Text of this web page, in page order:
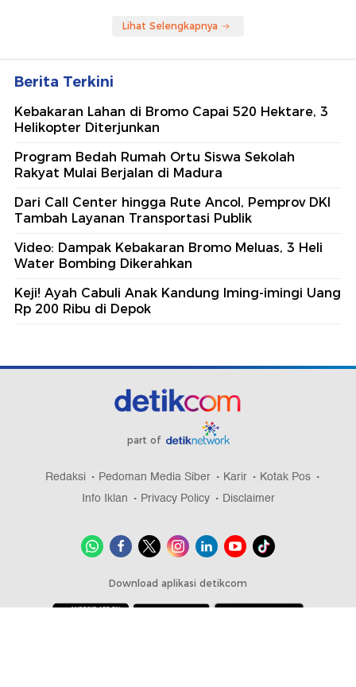
Lihat Selengkapnya
Berita Terkini
Kebakaran Lahan di Bromo Capai 520 Hektare, 3
Helikopter Diterjunkan
Program Bedah Rumah Ortu Siswa Sekolah
Rakyat Mulai Berjalan di Madura
Dari Call Center hingga Rute Ancol, Pemprov DKI
Tambah Layanan Transportasi Publik
Video: Dampak Kebakaran Bromo Meluas, 3 Heli
Water Bombing Dikerahkan
Keji! Ayah Cabuli Anak Kandung Iming-imingi Uang
Rp 200 Ribu di Depok
part of
Redaksi Pedoman Media Siber Karir
Kotak Pos
Info Iklan
Privacy Policy Disclaimer
Download aplikasi detikcom